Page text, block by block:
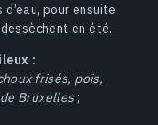
pour ensuite
en été.
:
frisés, pois,
Bruxelles;